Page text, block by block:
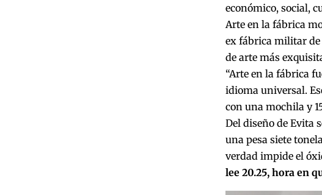
económico, social,
Arte en la fábrica
ex fábrica militar de
de arte más
“Arte en la fábrica
idioma universal.
con una mochila y
Del diseño de Evita
una pesa siete
verdad impide el
lee 20.25, hora en